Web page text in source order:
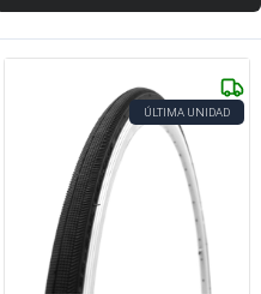
ÚLTIMA UNIDAD